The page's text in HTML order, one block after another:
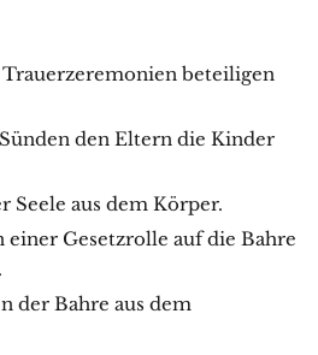
Trauerzeremonien beteiligen
den Eltern die Kinder
Seele aus dem Körper.
einer Gesetzrolle auf die Bahre
der Bahre aus dem